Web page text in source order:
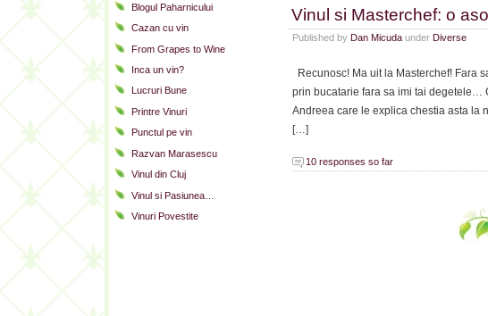
Blogul Paharnicului
Cazan cu vin
From Grapes to Wine
Inca un vin?
Lucruri Bune
Printre Vinuri
Punctul pe vin
Razvan Marasescu
Vinul din Cluj
Vinul si Pasiunea…
Vinuri Povestite
Vinul si Masterchef: o
Published by Dan Micuda under Diverse
Recunosc! Ma uit la Masterchef! Fara
prin bucatarie fara sa imi tai degetele…
Andreea care le explica chestia asta la
[…]
10 responses so far